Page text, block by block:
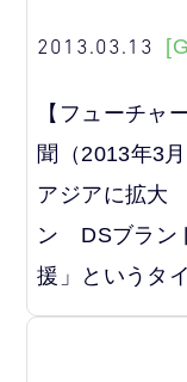
2013.03.13
【フューチャ
聞（2013年3
アジアに拡大
ン DSブラン
援」というタ